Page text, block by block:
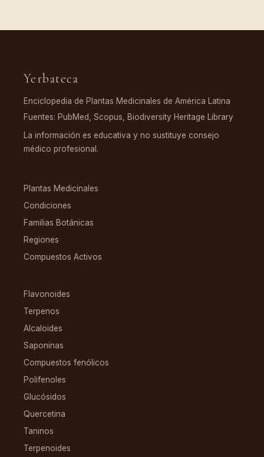
Yerbateca
Enciclopedia de Plantas Medicinales de América Latina
Fuentes: PubMed, Scopus, Biodiversity Heritage Library
La información es educativa y no sustituye consejo
médico profesional.
Plantas Medicinales
Condiciones
Familias Botánicas
Regiones
Compuestos Activos
Flavonoides
Terpenos
Alcaloides
Saponinas
Compuestos fenólicos
Polifenoles
Glucósidos
Quercetina
Taninos
Terpenoides